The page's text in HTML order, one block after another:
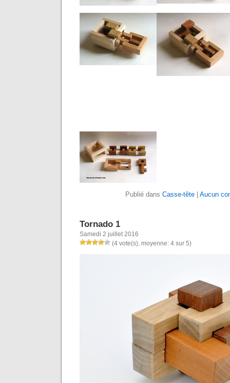
Publié dans Casse-tête Aucun
Tornado 1
Samedi 2 juillet 2016
(4 vote(s), moyenne: 4 sur 5)